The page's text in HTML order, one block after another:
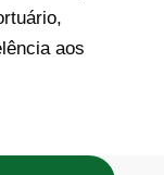
aos